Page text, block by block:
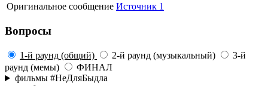
Оригинальное сообщение Источник 1
Вопросы
1-й раунд (общий) 2-й раунд (музыкальный)
3-й
раунд (мемы)
ФИНАЛ
фильмы #НеДляБыдла